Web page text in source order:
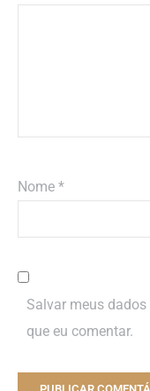
Nome *
Salvar meus
que eu comentar.